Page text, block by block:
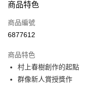
信用卡一次付款
ATM付款
運送方式
付款後全家取貨
每筆NT$60，滿NT$499(
商品特色
商品編號
6877612
商品特色
村上春樹創作的起點
群像新人賞授獎作